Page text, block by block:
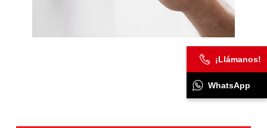
¡Llámanos!
WhatsApp